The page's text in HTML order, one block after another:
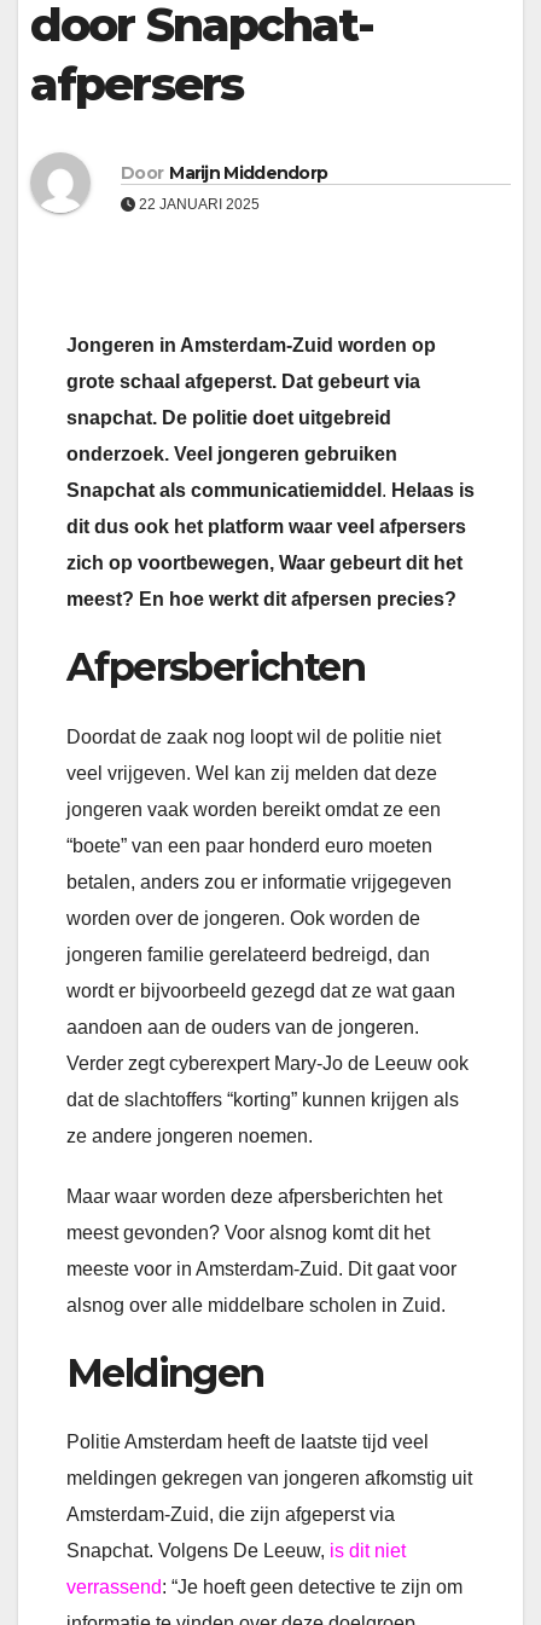
door Snapchat-
afpersers
Door Marijn Middendorp
22 JANUARI 2025
Jongeren in Amsterdam-Zuid worden op
grote schaal afgeperst. Dat gebeurt via
snapchat. De politie doet uitgebreid
onderzoek. Veel jongeren gebruiken
Snapchat als communicatiemiddel . Helaas is
dit dus ook het platform waar veel afpersers
zich op voortbewegen, Waar gebeurt dit het
meest? En hoe werkt dit afpersen precies?
Afpersberichten
Doordat de zaak nog loopt wil de politie niet
veel vrijgeven. Wel kan zij melden dat deze
jongeren vaak worden bereikt omdat ze een
“boete” van een paar honderd euro moeten
betalen, anders zou er informatie vrijgegeven
worden over de jongeren. Ook worden de
jongeren familie gerelateerd bedreigd, dan
wordt er bijvoorbeeld gezegd dat ze wat gaan
aandoen aan de ouders van de jongeren.
Verder zegt cyberexpert Mary-Jo de Leeuw ook
dat de slachtoffers “korting” kunnen krijgen als
ze andere jongeren noemen.
Maar waar worden deze afpersberichten het
meest gevonden? Voor alsnog komt dit het
meeste voor in Amsterdam-Zuid. Dit gaat voor
alsnog over alle middelbare scholen in Zuid.
Meldingen
Politie Amsterdam heeft de laatste tijd veel
meldingen gekregen van jongeren afkomstig uit
Amsterdam-Zuid, die zijn afgeperst via
Snapchat. Volgens De Leeuw, is dit niet
verrassend: “Je hoeft geen detective te zijn om